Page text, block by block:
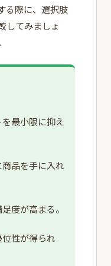
る際に、選択肢
してみましょ
最小限に抑え
品を手に入れ
度が高まる。
性が得られ